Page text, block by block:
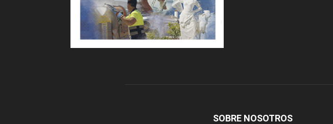
SOBRE NOSOTROS